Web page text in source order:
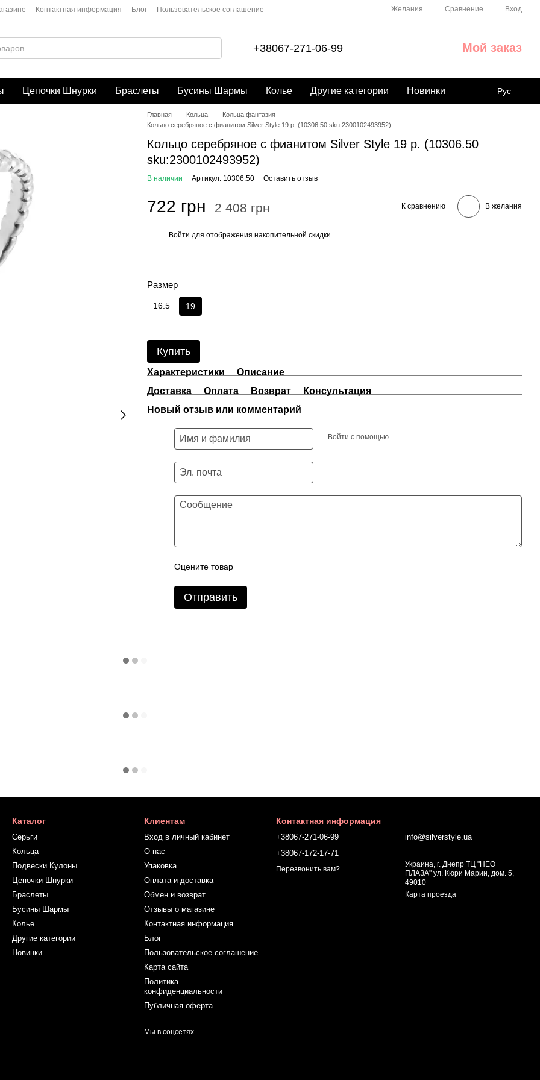
Контактная информация Блог Пользовательское соглашение Желания Сравнение Вход
+38067-271-06-99 Мой заказ
Цепочки Шнурки Браслеты Бусины Шармы Колье Другие категории Новинки Рус
Главная Кольца
Кольца фантазия
Кольцо серебряное с фианитом Silver Style 19 р. (10306.50 sku:2300102493952)
Кольцо серебряное с фианитом Silver Style 19 р. (10306.50
sku:2300102493952)
В наличии Артикул: 10306.50 Оставить отзыв
722 грн 2 408 грн К сравнению В желания
Войти для отображения накопительной скидки
Размер
16.5 19
Купить
Характеристики
Описание
Доставка
Оплата Возврат
Консультация
Новый отзыв или комментарий
Войти с помощью
Оцените товар
Отправить
Каталог
Серьги
Кольца
Подвески Кулоны
Цепочки Шнурки
Браслеты
Бусины Шармы
Колье
Другие категории
Новинки
Клиентам
Вход в личный кабинет
О нас
Упаковка
Оплата и доставка
Обмен и возврат
Отзывы о магазине
Контактная информация
Блог
Пользовательское соглашение
Карта сайта
Политика
конфиденциальности
Публичная оферта
Мы в соцсетях
Контактная информация
+38067-271-06-99
+38067-172-17-71
Перезвонить вам?
info@silverstyle.ua
Украина, г. Днепр ТЦ "НЕО
ПЛАЗА" ул. Кюри Марии, дом. 5,
49010
Карта проезда